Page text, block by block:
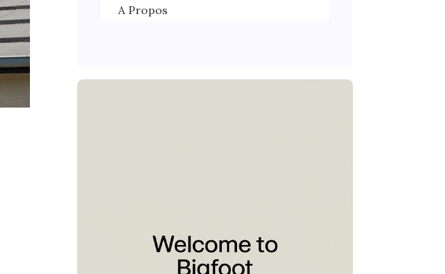
A Propos